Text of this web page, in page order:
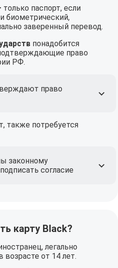
только паспорт, если
биометрический,
заверенный перевод.
понадобится
право
РФ.
право
также потребуется
законному
согласие
карту Black?
легально
возрасте от 14 лет.